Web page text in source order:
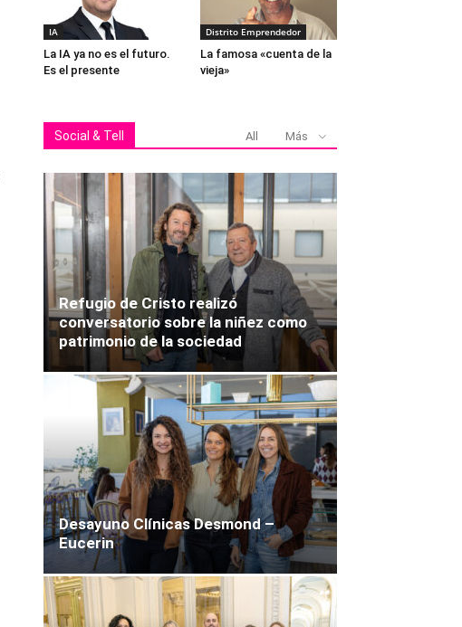
IA
La IA ya no es el futuro.
Es el presente
Distrito Emprendedor
La famosa «cuenta de la
vieja»
Social & Tell All Más
Refugio de Cristo realizó
conversatorio sobre la niñez como
patrimonio de la sociedad
Desayuno Clínicas Desmond –
Eucerin